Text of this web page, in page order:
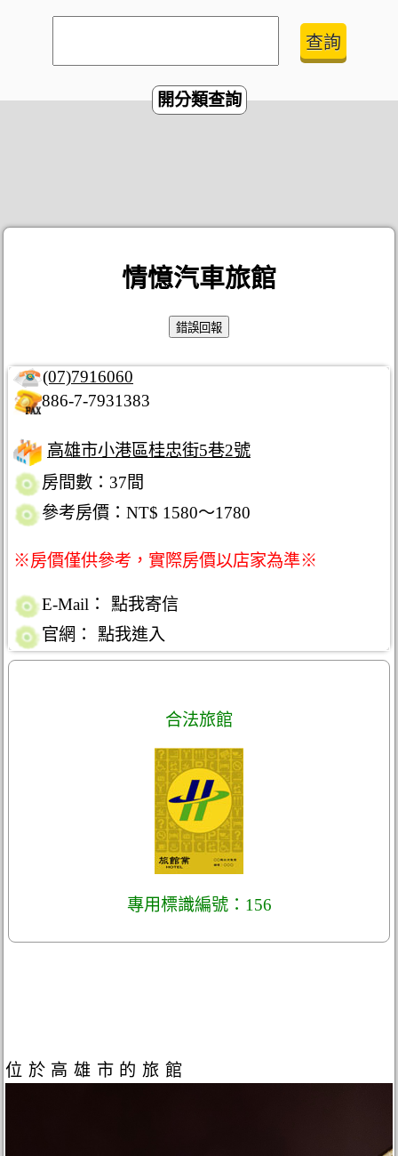
開分類查詢
情憶汽車旅館
(07)7916060
886-7-7931383
高雄市小港區桂忠街5巷2號
房間數：37間
參考房價：NT$ 1580～1780
※房價僅供參考，實際房價以店家為準※
E-Mail：
點我寄信
官網：
點我進入
合法旅館
專用標識編號：156
位於高雄市的旅館